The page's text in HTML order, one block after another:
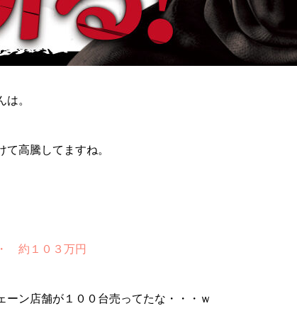
ビックディッパー様
は。
て高騰してますね。
約１０３万円
店舗が１００台売ってたな・・・ｗ